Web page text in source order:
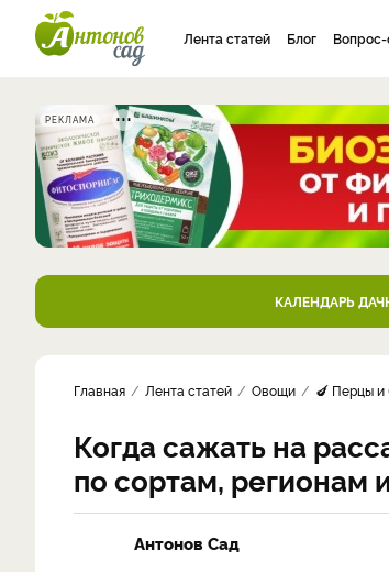
Лента статей Блог Вопрос-
РЕКЛАМА
КАЛЕНДАРЬ
Главная Лента статей Овощи 🍆 Перцы
Когда сажать на
по сортам, регионам
Антонов Сад